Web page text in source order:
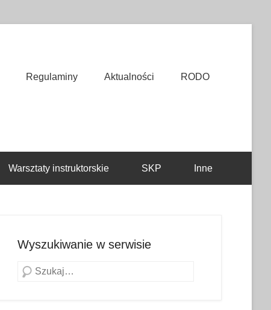
Regulaminy Aktualności RODO
Warsztaty instruktorskie SKP Inne
Wyszukiwanie w serwisie
Szukaj